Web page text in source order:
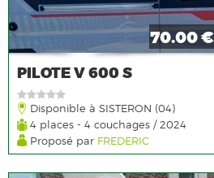
70.00 €
PILOTE V 600 S
Disponible à SISTERON (04)
4 places - 4 couchages / 2024
Proposé par FREDERIC